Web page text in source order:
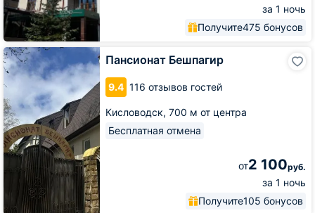
за 1 ночь
Получите475 бонусов
Пансионат Бешпагир
9.4 116 отзывов гостей
Кисловодск, 700 м от центра
Бесплатная отмена
от2 100руб.
за 1 ночь
Получите105 бонусов
Пансионат
Бешпагир